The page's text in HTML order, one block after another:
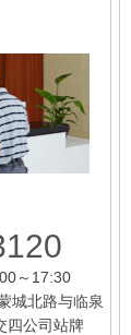
头部
背部
～17:30
城北路与临泉
四公司站牌